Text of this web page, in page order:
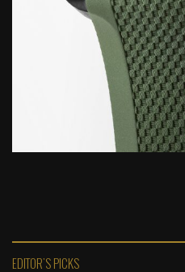
EDITOR'S PICKS